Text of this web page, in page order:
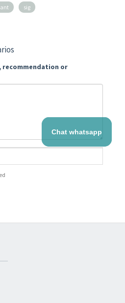
ant sig
recommendation or
Chat whatsapp